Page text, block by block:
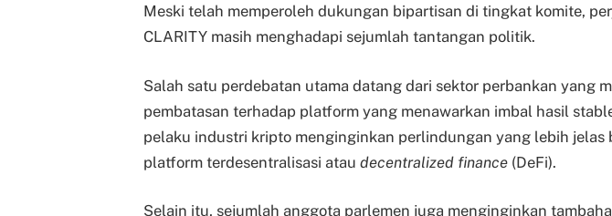
Meski telah memperoleh dukungan bipartisan di tingkat komite,
CLARITY masih menghadapi sejumlah tantangan politik.
Salah satu perdebatan utama datang dari sektor perbankan yang
pembatasan terhadap platform yang menawarkan imbal hasil
pelaku industri kripto menginginkan perlindungan yang lebih jelas
platform terdesentralisasi atau decentralized finance (DeFi).
Selain itu, sejumlah anggota parlemen juga menginginkan